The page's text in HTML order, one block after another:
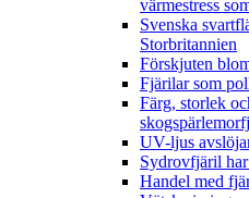
värmestress
Svenska
Storbritannien
Förskjuten
Fjärilar som
Färg, storlek
UV-ljus
Sydrovfjäril
Handel med